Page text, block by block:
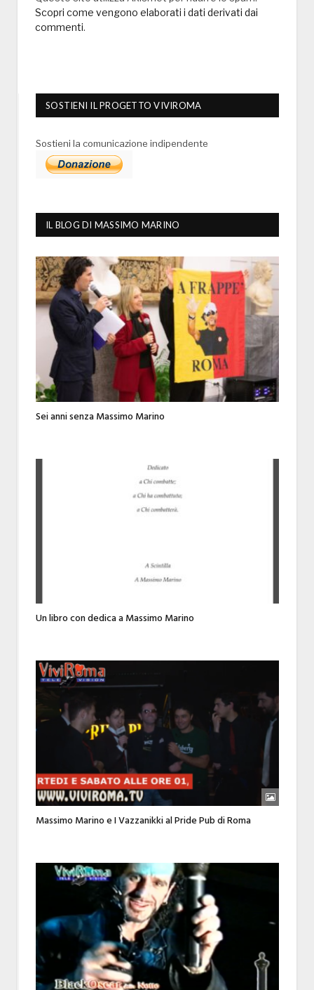
Scopri come vengono elaborati i dati derivati dai
commenti.
SOSTIENI IL PROGETTO VIVIROMA
Sostieni la comunicazione indipendente
IL BLOG DI MASSIMO MARINO
Sei anni senza Massimo Marino
Un libro con dedica a Massimo Marino
Massimo Marino e I Vazzanikki al Pride Pub di Roma